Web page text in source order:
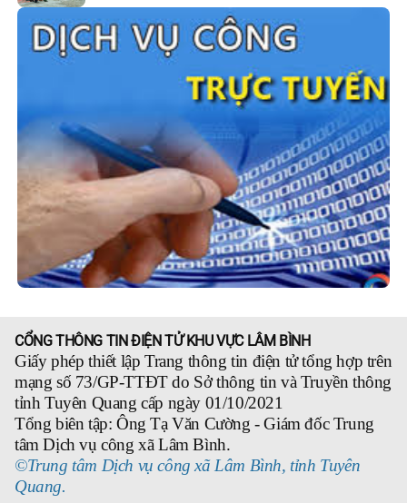
(27/7/1947 - 27/7/2026)
CỔNG THÔNG TIN ĐIỆN TỬ KHU VỰC LÂM BÌNH
Giấy phép thiết lập Trang thông tin điện tử tổng hợp trên
mạng số 73/GP-TTĐT do Sở thông tin và Truyền thông
tỉnh Tuyên Quang cấp ngày 01/10/2021
Tổng biên tập: Ông Tạ Văn Cường - Giám đốc Trung
tâm Dịch vụ công xã Lâm Bình.
©Trung tâm Dịch vụ công xã Lâm Bình, tỉnh Tuyên
Quang.